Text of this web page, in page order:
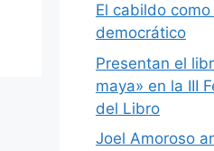
El cabildo
democrático
Presentan el
maya» en la III
del Libro
Joel Amoroso